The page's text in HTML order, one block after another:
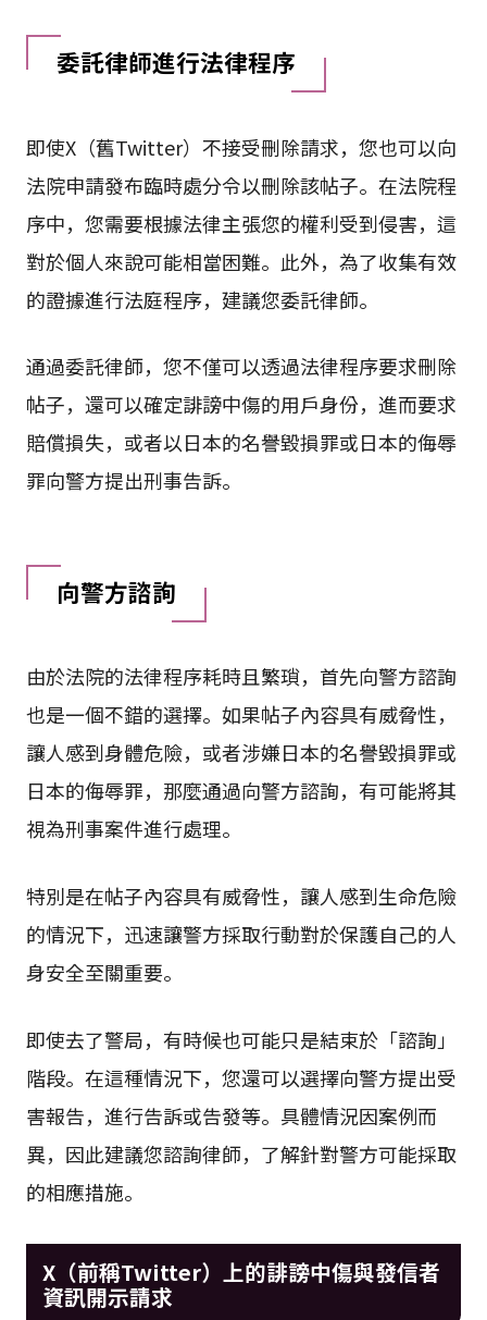
委託律師進行法律程序
即使X（舊Twitter）不接受刪除請求，您也可以向
法院申請發布臨時處分令以刪除該帖子。在法院程
序中，您需要根據法律主張您的權利受到侵害，這
對於個人來說可能相當困難。此外，為了收集有效
的證據進行法庭程序，建議您委託律師。
通過委託律師，您不僅可以透過法律程序要求刪除
帖子，還可以確定誹謗中傷的用戶身份，進而要求
賠償損失，或者以日本的名譽毀損罪或日本的侮辱
罪向警方提出刑事告訴。
向警方諮詢
由於法院的法律程序耗時且繁瑣，首先向警方諮詢
也是一個不錯的選擇。如果帖子內容具有威脅性，
讓人感到身體危險，或者涉嫌日本的名譽毀損罪或
日本的侮辱罪，那麼通過向警方諮詢，有可能將其
視為刑事案件進行處理。
特別是在帖子內容具有威脅性，讓人感到生命危險
的情況下，迅速讓警方採取行動對於保護自己的人
身安全至關重要。
即使去了警局，有時候也可能只是結束於「諮詢」
階段。在這種情況下，您還可以選擇向警方提出受
害報告，進行告訴或告發等。具體情況因案例而
異，因此建議您諮詢律師，了解針對警方可能採取
的相應措施。
X（前稱Twitter）上的誹謗中傷與發信者
資訊開示請求